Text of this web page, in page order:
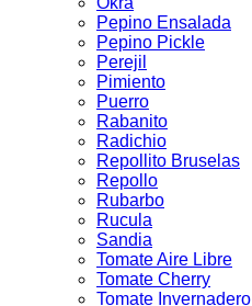
Pepino Ensalada
Pepino Pickle
Perejil
Pimiento
Puerro
Rabanito
Radichio
Repollito Bruselas
Repollo
Rubarbo
Rucula
Sandia
Tomate Aire Libre
Tomate Cherry
Tomate Invernadero